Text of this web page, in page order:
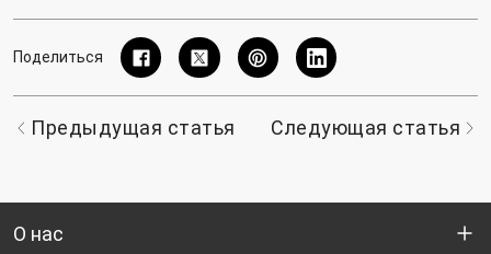
Поделиться
Предыдущая статья Следующая статья
О нас